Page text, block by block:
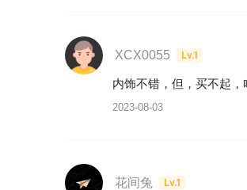
XCX0055 Lv.1
内饰不错，但，买不起，
2023-08-03
花间兔 Lv.1